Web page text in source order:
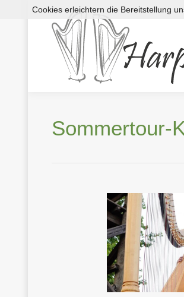
Sommertour-
Cookies erleichtern die Bereitstellung